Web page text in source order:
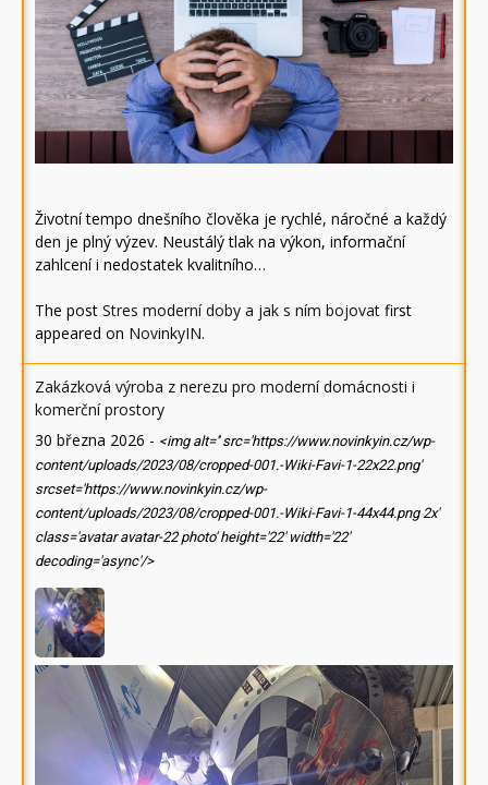
Životní tempo dnešního člověka je rychlé, náročné a každý
den je plný výzev. Neustálý tlak na výkon, informační
zahlcení i nedostatek kvalitního…
The post Stres moderní doby a jak s ním bojovat first
appeared on NovinkyIN.
Zakázková výroba z nerezu pro moderní domácnosti i
komerční prostory
30 března 2026 - <img alt='' src='https://www.novinkyin.cz/wp-
content/uploads/2023/08/cropped-001.-Wiki-Favi-1-22x22.png'
srcset='https://www.novinkyin.cz/wp-
content/uploads/2023/08/cropped-001.-Wiki-Favi-1-44x44.png 2x'
class='avatar avatar-22 photo' height='22' width='22'
decoding='async'/>